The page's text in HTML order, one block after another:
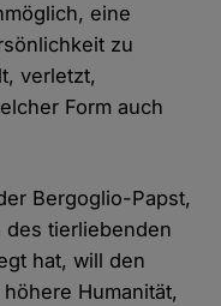
eine
zu
verletzt,
Form auch
Bergoglio-Papst,
des tierliebenden
hat, will den
Humanität,